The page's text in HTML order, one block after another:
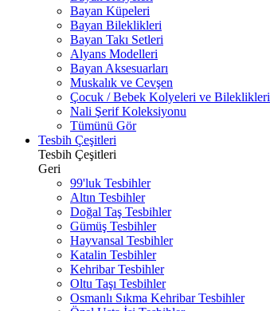
Bayan Küpeleri
Bayan Bileklikleri
Bayan Takı Setleri
Alyans Modelleri
Bayan Aksesuarları
Muskalık ve Cevşen
Çocuk / Bebek Kolyeleri ve Bileklikleri
Nali Şerif Koleksiyonu
Tümünü Gör
Tesbih Çeşitleri
Tesbih Çeşitleri
Geri
99'luk Tesbihler
Altın Tesbihler
Doğal Taş Tesbihler
Gümüş Tesbihler
Hayvansal Tesbihler
Katalin Tesbihler
Kehribar Tesbihler
Oltu Taşı Tesbihler
Osmanlı Sıkma Kehribar Tesbihler